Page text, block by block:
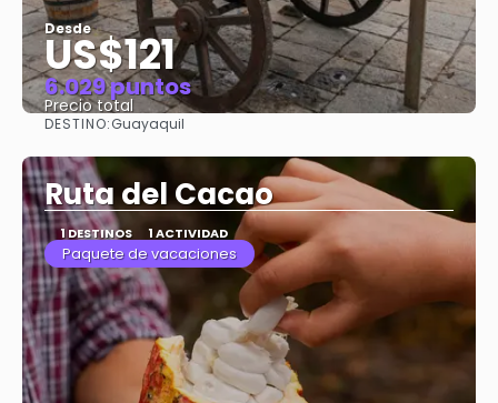
Desde
US$121
6.029 puntos
Precio total
DESTINO:Guayaquil
Ruta del Cacao
1 DESTINOS 1 ACTIVIDAD
Paquete de vacaciones